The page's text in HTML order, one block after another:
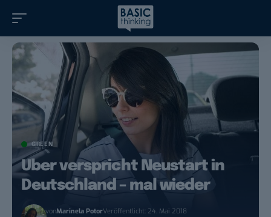
GREEN
Uber verspricht Neustart in
Deutschland – mal wieder
vonMarinela PotorVeröffentlicht: 24. Mai 2018